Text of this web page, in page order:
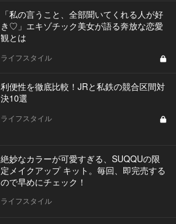
「私の言うこと、全部聞いてくれる人が好
き♡」エキゾチック美女が語る奔放な恋愛
観とは
ライフスタイル
利便性を徹底比較！JRと私鉄の競合区間対
決10選
ライフスタイル
絶妙なカラーが可愛すぎる、SUQQUの限
定メイクアップ キット。毎回、即完売する
ので早めにチェック！
ライフスタイル